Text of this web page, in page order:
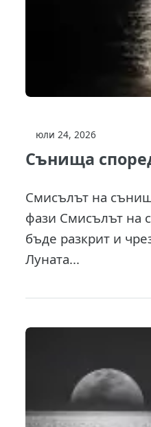
юли 24, 2026
Сънища
Смисълът на
фази Смисълът на
бъде разкрит и
Луната...